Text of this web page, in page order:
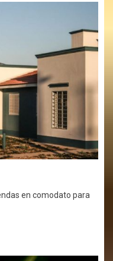
en comodato para